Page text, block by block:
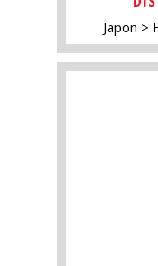
Japon